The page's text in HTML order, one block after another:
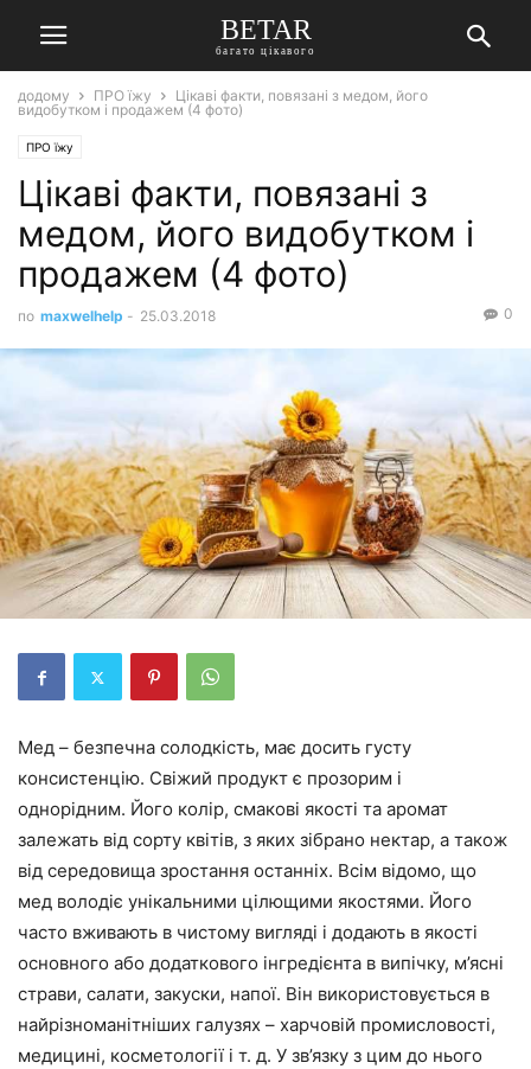
BETAR
багато цікавого
додому ПРО їжу
Цікаві факти, повязані з медом, його
видобутком і продажем (4 фото)
ПРО їжу
Цікаві факти, повязані з
медом, його видобутком і
продажем (4 фото)
по maxwelhelp - 25.03.2018 0
Мед – безпечна солодкість, має досить густу
консистенцію. Свіжий продукт є прозорим і
однорідним. Його колір, смакові якості та аромат
залежать від сорту квітів, з яких зібрано нектар, а також
від середовища зростання останніх. Всім відомо, що
мед володіє унікальними цілющими якостями. Його
часто вживають в чистому вигляді і додають в якості
основного або додаткового інгредієнта в випічку, м’ясні
страви, салати, закуски, напої. Він використовується в
найрізноманітніших галузях – харчовій промисловості,
медицині, косметології і т. д. У зв’язку з цим до нього